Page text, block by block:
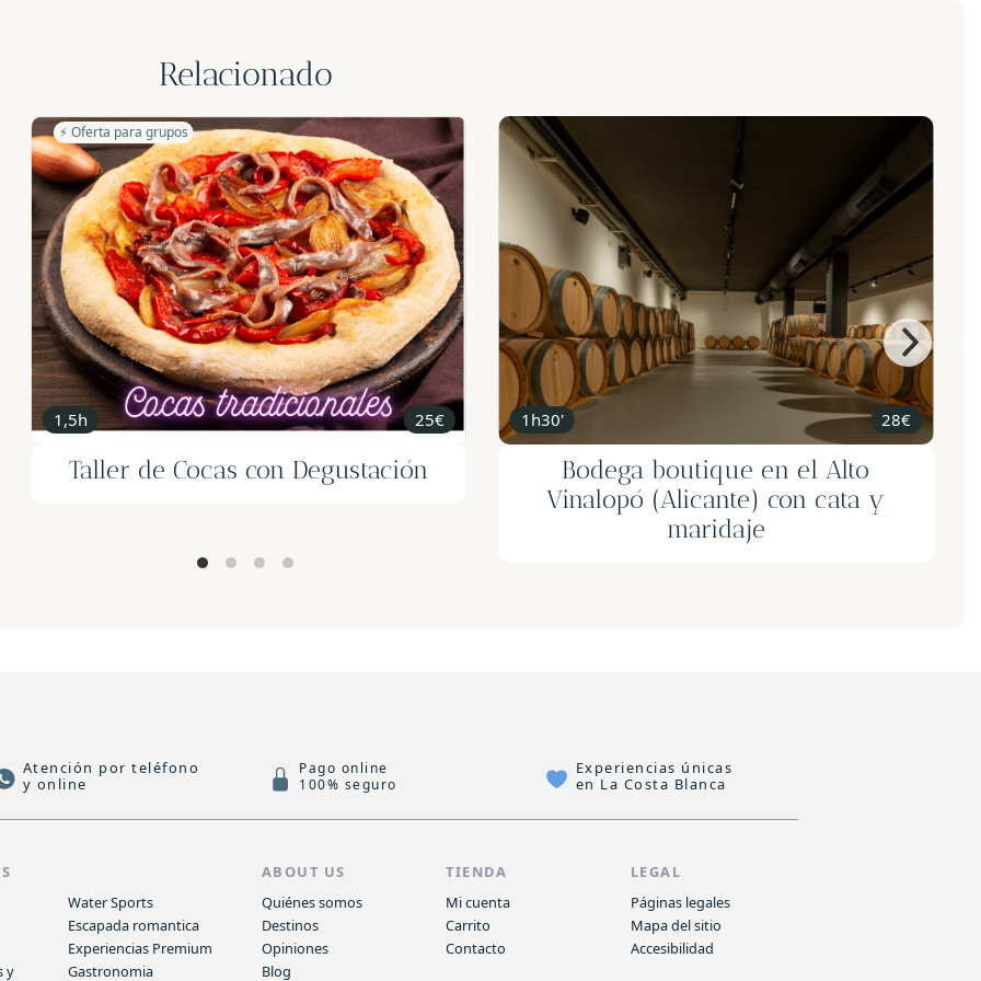
Relacionado
1h30' 28€
Bodega boutique en el Alto
1h 50€ (para 2)
Taller de Corte de Jamón con
Degustación en Calpe 👨‍🍳
Atención por teléfono
y online
Pago online
100% seguro
Experiencias únicas
en La Costa Blanca
y
Water Sports
Escapada romantica
Experiencias Premium
Gastronomia
ABOUT US
Quiénes somos
Destinos
Opiniones
Blog
TIENDA
Mi cuenta
Carrito
Contacto
LEGAL
Páginas legales
Mapa del sitio
Accesibilidad